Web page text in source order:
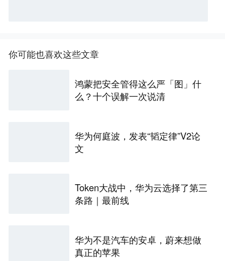
你可能也喜欢这些文章
鸿蒙把安全管得这么严「图」什
么？十个误解一次说清
华为何庭波，发表“韬定律”V2论
文
Token大战中，华为云选择了第三
条路｜最前线
华为不是汽车的安卓，蔚来想做
真正的苹果